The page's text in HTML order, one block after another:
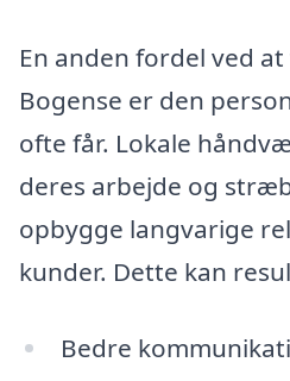
En anden fordel ved
Bogense er den
ofte får. Lokale
deres arbejde og
opbygge langvarige
kunder. Dette kan
Bedre